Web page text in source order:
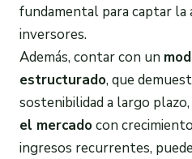
fundamental para captar la
inversores.
Además, contar con un
estructurado, que
sostenibilidad a largo
el mercadocon
ingresos recurrentes,